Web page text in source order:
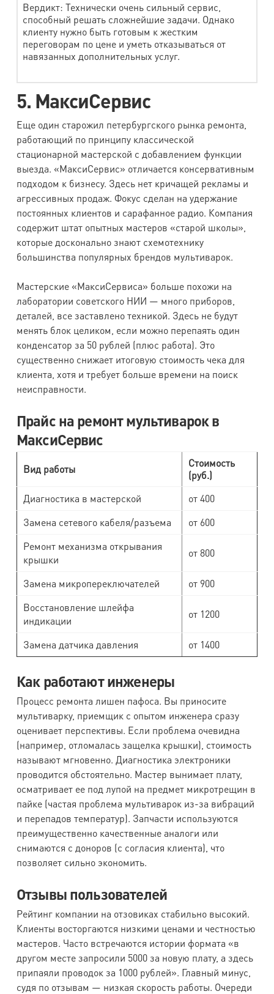
Вердикт: Технически очень сильный сервис,
способный решать сложнейшие задачи. Однако
клиенту нужно быть готовым к жестким
переговорам по цене и уметь отказываться от
навязанных дополнительных услуг.
5. МаксиСервис
Еще один старожил петербургского рынка ремонта,
работающий по принципу классической
стационарной мастерской с добавлением функции
выезда. «МаксиСервис» отличается консервативным
подходом к бизнесу. Здесь нет кричащей рекламы и
агрессивных продаж. Фокус сделан на удержание
постоянных клиентов и сарафанное радио. Компания
содержит штат опытных мастеров «старой школы»,
которые досконально знают схемотехнику
большинства популярных брендов мультиварок.
Мастерские «МаксиСервиса» больше похожи на
лаборатории советского НИИ — много приборов,
деталей, все заставлено техникой. Здесь не будут
менять блок целиком, если можно перепаять один
конденсатор за 50 рублей (плюс работа). Это
существенно снижает итоговую стоимость чека для
клиента, хотя и требует больше времени на поиск
неисправности.
Прайс на ремонт мультиварок в
МаксиСервис
Вид работы
Стоимость
(руб.)
Диагностика в мастерской
от 400
Замена сетевого кабеля/разъема
от 600
Ремонт механизма открывания
крышки
от 800
Замена микропереключателей
от 900
Восстановление шлейфа
индикации
от 1200
Замена датчика давления от 1400
Как работают инженеры
Процесс ремонта лишен пафоса. Вы приносите
мультиварку, приемщик с опытом инженера сразу
оценивает перспективы. Если проблема очевидна
(например, отломалась защелка крышки), стоимость
называют мгновенно. Диагностика электроники
проводится обстоятельно. Мастер вынимает плату,
осматривает ее под лупой на предмет микротрещин в
пайке (частая проблема мультиварок из-за вибраций
и перепадов температур). Запчасти используются
преимущественно качественные аналоги или
снимаются с доноров (с согласия клиента), что
позволяет сильно экономить.
Отзывы пользователей
Рейтинг компании на отзовиках стабильно высокий.
Клиенты восторгаются низкими ценами и честностью
мастеров. Часто встречаются истории формата «в
другом месте запросили 5000 за новую плату, а здесь
припаяли проводок за 1000 рублей». Главный минус,
судя по отзывам — низкая скорость работы. Очереди